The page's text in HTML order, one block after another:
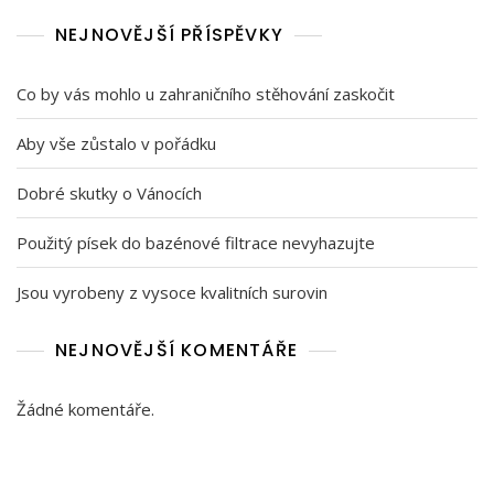
NEJNOVĚJŠÍ PŘÍSPĚVKY
Co by vás mohlo u zahraničního stěhování zaskočit
Aby vše zůstalo v pořádku
Dobré skutky o Vánocích
Použitý písek do bazénové filtrace nevyhazujte
Jsou vyrobeny z vysoce kvalitních surovin
NEJNOVĚJŠÍ KOMENTÁŘE
Žádné komentáře.